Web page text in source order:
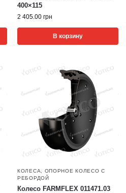
400×115
2 405.00 грн
В корзину
КОЛЕСА
ОПОРНОЕ КОЛЕСО С
РЕБОРДОЙ
Колесо FARMFLEX 011471.03